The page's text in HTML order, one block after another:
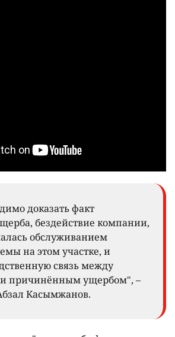
доказать факт
бездействие компании,
обслуживанием
на этом участке, и
связь между
и причинённым ущербом", –
Касымжанов.